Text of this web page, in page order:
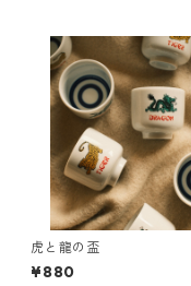
虎と龍の盃
¥880